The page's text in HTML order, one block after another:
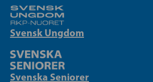
Svensk Ungdom
Svenska Seniorer